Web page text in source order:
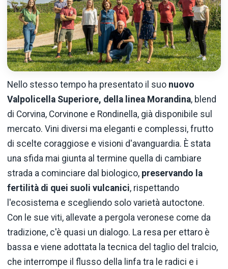
Nello stesso tempo ha presentato il suo nuovo
Valpolicella Superiore, della linea Morandina, blend
di Corvina, Corvinone e Rondinella, già disponibile sul
mercato. Vini diversi ma eleganti e complessi, frutto
di scelte coraggiose e visioni d'avanguardia. È stata
una sfida mai giunta al termine quella di cambiare
strada a cominciare dal biologico, preservando la
fertilità di quei suoli vulcanici, rispettando
l'ecosistema e scegliendo solo varietà autoctone.
Con le sue viti, allevate a pergola veronese come da
tradizione, c'è quasi un dialogo. La resa per ettaro è
bassa e viene adottata la tecnica del taglio del tralcio,
che interrompe il flusso della linfa tra le radici e i